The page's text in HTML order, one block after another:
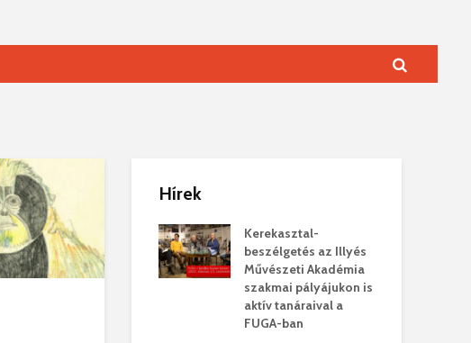
Hírek
Kerekasztal-
beszélgetés az Illyés
Művészeti Akadémia
szakmai pályájukon is
aktív tanáraival a
FUGA-ban